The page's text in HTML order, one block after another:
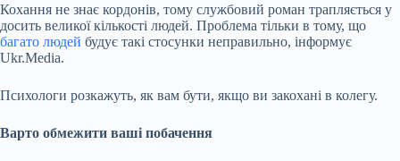
Кохання не знає кордонів, тому службовий роман трапляється у
досить великої кількості людей. Проблема тільки в тому, що
багато людей будує такі стосунки неправильно, інформує
Ukr.Media.
Психологи розкажуть, як вам бути, якщо ви закохані в колегу.
Варто обмежити ваші побачення